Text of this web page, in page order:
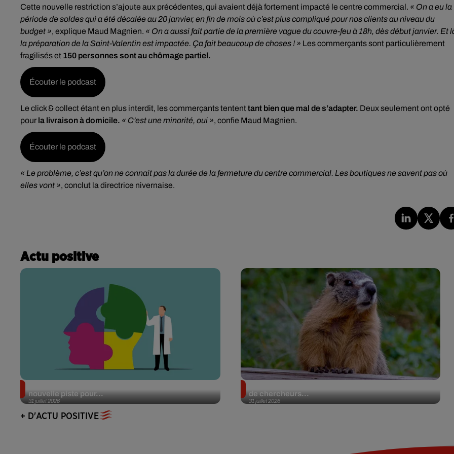
Cette nouvelle restriction s’ajoute aux précédentes, qui avaient déjà fortement impacté le centre commercial. « On a eu la
période de soldes qui a été décalée au 20 janvier, en fin de mois où c’est plus compliqué pour nos clients au niveau du
budget », explique Maud Magnien. « On a aussi fait partie de la première vague du couvre-feu à 18h, dès début janvier. Et
la préparation de la Saint-Valentin est impactée. Ça fait beaucoup de choses ! » Les commerçants sont particulièrement
fragilisés et 150 personnes sont au chômage partiel.
Écouter le podcast
Le click & collect étant en plus interdit, les commerçants tententtant bien que mal de s’adapter. Deux seulement ont opté
pour la livraison à domicile. « C’est une minorité, oui », confie Maud Magnien.
Écouter le podcast
« Le problème, c’est qu’on ne connait pas la durée de la fermeture du centre commercial. Les boutiques ne savent pas où
elles vont », conclut la directrice nivernaise.
Actu positive
31 juillet 2026
nouvelle piste pour...
31 juillet 2026
de chercheurs...
+ D'ACTU POSITIVE